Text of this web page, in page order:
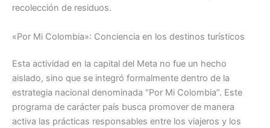
recolección de residuos.
«Por Mi Colombia»: Conciencia en los destinos turísticos
Esta actividad en la capital del Meta no fue un hecho
aislado, sino que se integró formalmente dentro de la
estrategia nacional denominada “Por Mi Colombia”. Este
programa de carácter país busca promover de manera
activa las prácticas responsables entre los viajeros y los